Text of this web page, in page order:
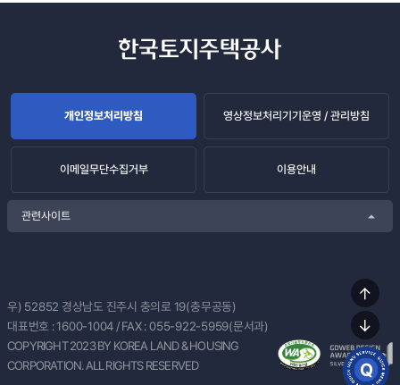
개인정보처리방침 영상정보처리기기운영 / 관리방침
이메일무단수집거부 이용안내
관련사이트
우) 52852 경상남도 진주시 충의로 19(충무공동)
대표번호 :1600-1004/ FAX : 055-922-5959(문서과)
COPYRIGHT 2023 BY KOREA LAND & HOUSING
CORPORATION. ALL RIGHTS RESERVED
상단
이동
하단
이동